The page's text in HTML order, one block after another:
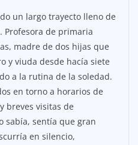
un largo trayecto lleno de
Profesora de primaria
madre de dos hijas que
y viuda desde hacía siete
a la rutina de la soledad.
en torno a horarios de
breves visitas de
sabía, sentía que gran
en silencio,